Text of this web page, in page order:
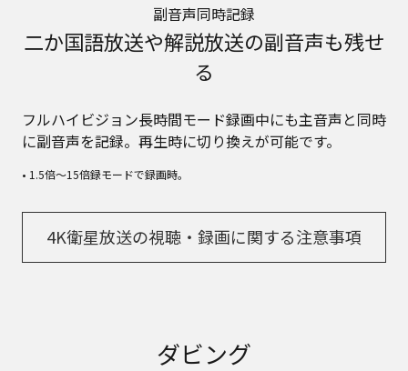
副音声同時記録
二か国語放送や解説放送の副音声も残せ
る
フルハイビジョン長時間モード録画中にも主音声と同時
に副音声を記録。再生時に切り換えが可能です。
• 1.5倍～15倍録モードで録画時。
4K衛星放送の視聴・録画に関する注意事項
ダビング